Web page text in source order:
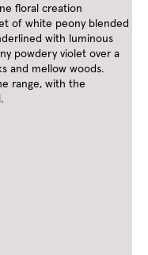
floral creation
of white peony blended
with luminous
powdery violet over a
and mellow woods.
range, with the